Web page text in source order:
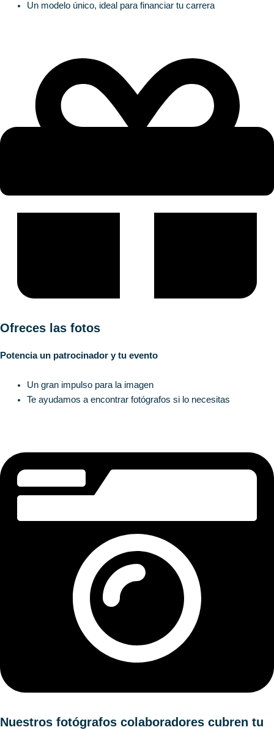
Un modelo único, ideal para financiar tu carrera
Ofreces las fotos
Potencia un patrocinador y tu evento
Un gran impulso para la imagen
Te ayudamos a encontrar fotógrafos si lo necesitas
Nuestros fotógrafos colaboradores cubren tu